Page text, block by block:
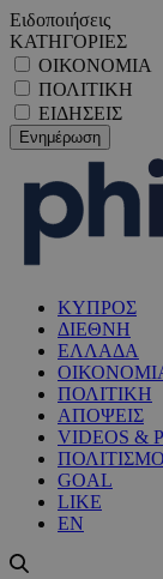
Ειδοποιήσεις
ΚΑΤΗΓΟΡΙΕΣ
ΟΙΚΟΝΟΜΙΑ
ΠΟΛΙΤΙΚΗ
ΕΙΔΗΣΕΙΣ
ΚΥΠΡΟΣ
ΔΙΕΘΝΗ
ΕΛΛΑΔΑ
ΠΟΛΙΤΙΚΗ
ΑΠΟΨΕΙΣ
VIDEOS &
GOAL
LIKE
EN